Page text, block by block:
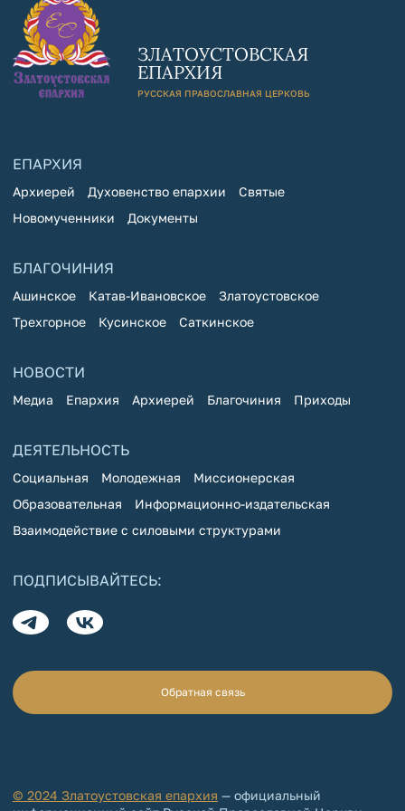
ЗЛАТОУСТОВСКАЯ
ЕПАРХИЯ
РУССКАЯ ПРАВОСЛАВНАЯ ЦЕРКОВЬ
ЕПАРХИЯ
Архиерей Духовенство епархии
Святые
Новомученники
Документы
БЛАГОЧИНИЯ
Ашинское Катав-Ивановское
Златоустовское
Трехгорное
Кусинское Саткинское
НОВОСТИ
Медиа Епархия Архиерей Благочиния Приходы
ДЕЯТЕЛЬНОСТЬ
Социальная Молодежная
Миссионерская
Образовательная
Информационно-издательская
Взаимодействие с силовыми структурами
ПОДПИСЫВАЙТЕСЬ:
Обратная связь
© 2024 Златоустовская епархия — официальный